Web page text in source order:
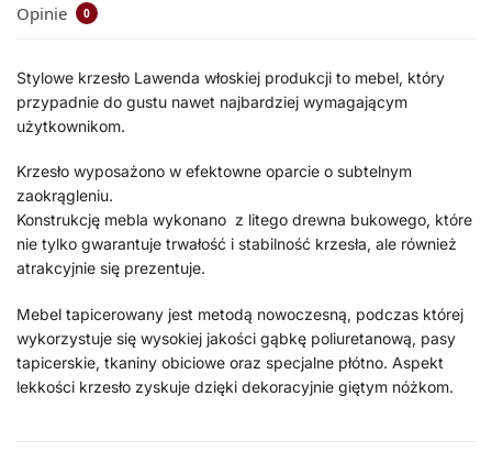
Opinie 0
Stylowe krzesło Lawenda włoskiej produkcji to mebel, który
przypadnie do gustu nawet najbardziej wymagającym
użytkownikom.
Krzesło wyposażono w efektowne oparcie o subtelnym
zaokrągleniu.
Konstrukcję mebla wykonano z litego drewna bukowego, które
nie tylko gwarantuje trwałość i stabilność krzesła, ale również
atrakcyjnie się prezentuje.
Mebel tapicerowany jest metodą nowoczesną, podczas której
wykorzystuje się wysokiej jakości gąbkę poliuretanową, pasy
tapicerskie, tkaniny obiciowe oraz specjalne płótno. Aspekt
lekkości krzesło zyskuje dzięki dekoracyjnie giętym nóżkom.